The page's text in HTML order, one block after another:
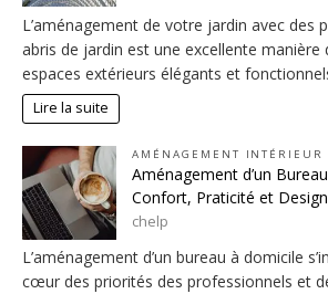
L’aménagement de votre jardin avec des
abris de jardin est une excellente manière
espaces extérieurs élégants et
Lire la suite
AMÉNAGEMENT INTÉRIEUR
Aménagement d’un
Confort, Praticité et Design
chelp
L’aménagement d’un bureau à domicile
cœur des priorités des professionnels et